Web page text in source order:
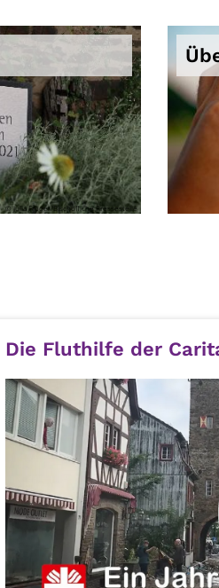
© Julia Fröder/Bischöfliche Pressestelle
Die Fluthilfe der